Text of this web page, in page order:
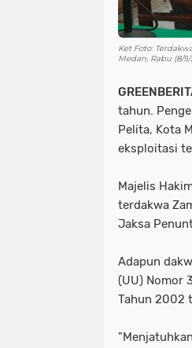
Ket Foto:
Medan, Rabu (8/
tahun.
Pelita, Kota
eksploitasi
Majelis
terdakwa
Jaksa
Adapun
(UU) Nomor
Tahun 2002